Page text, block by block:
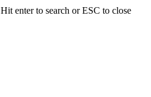
Hit enter to search or ESC to close